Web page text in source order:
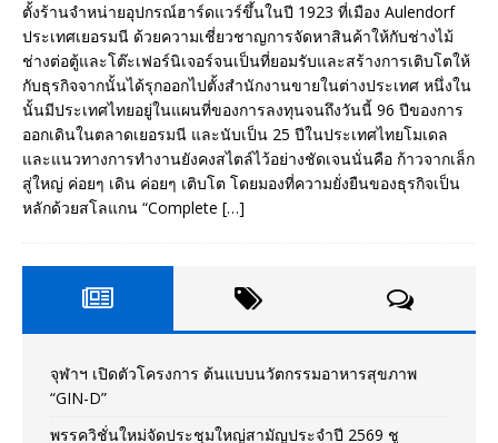
ตั้งร้านจำหน่ายอุปกรณ์ฮาร์ดแวร์ขึ้นในปี 1923 ที่เมือง Aulendorf
ประเทศเยอรมนี ด้วยความเชี่ยวชาญการจัดหาสินค้าให้กับช่างไม้
ช่างต่อตู้และโต๊ะเฟอร์นิเจอร์จนเป็นที่ยอมรับและสร้างการเติบโตให้
กับธุรกิจจากนั้นได้รุกออกไปตั้งสำนักงานขายในต่างประเทศ หนึ่งใน
นั้นมีประเทศไทยอยู่ในแผนที่ของการลงทุนจนถึงวันนี้ 96 ปีของการ
ออกเดินในตลาดเยอรมนี และนับเป็น 25 ปีในประเทศไทยโมเดล
และแนวทางการทำงานยังคงสไตล์ไว้อย่างชัดเจนนั่นคือ ก้าวจากเล็ก
สู่ใหญ่ ค่อยๆ เดิน ค่อยๆ เติบโต โดยมองที่ความยั่งยืนของธุรกิจเป็น
หลักด้วยสโลแกน “Complete […]
จุฬาฯ เปิดตัวโครงการ ต้นแบบนวัตกรรมอาหารสุขภาพ
“GIN-D”
พรรควิชั่นใหม่จัดประชุมใหญ่สามัญประจำปี 2569 ชู